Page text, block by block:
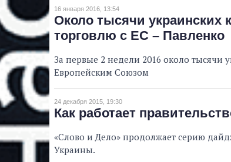
16 января 2016, 13:54
Около тысячи украинских
торговлю с ЕС – Павленко
За первые 2 недели 2016 около
Европейским Союзом
24 декабря 2015, 19:30
Как работает
«Слово и Дело» продолжает серию
Украины.